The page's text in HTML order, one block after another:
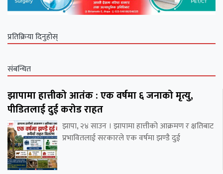
प्रतिक्रिया दिनुहोस्
संबन्धित
झापामा हात्तीको आतंक : एक वर्षमा ६ जनाको मृत्यु,
पीडितलाई दुई करोड राहत
झापा, २४ साउन । झापामा हात्तीको आक्रमण र क्षतिबाट
प्रभावितलाई सरकारले एक वर्षमा झण्डै दुई